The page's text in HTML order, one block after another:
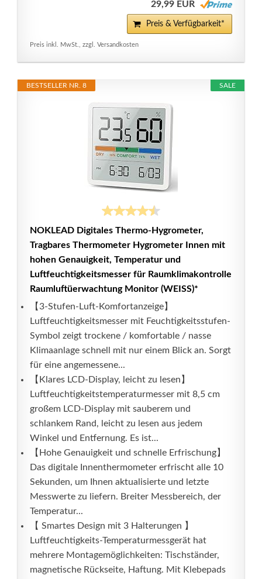
29,99 EUR
Preis & Verfügbarkeit*
Preis inkl. MwSt., zzgl. Versandkosten
SALE
BESTSELLER NR. 8
NOKLEAD Digitales Thermo-Hygrometer,
Tragbares Thermometer Hygrometer Innen mit
hohen Genauigkeit, Temperatur und
Luftfeuchtigkeitsmesser für Raumklimakontrolle
Raumluftüerwachtung Monitor (WEISS)*
【3-Stufen-Luft-Komfortanzeige】
Luftfeuchtigkeitsmesser mit Feuchtigkeitsstufen-
Symbol zeigt trockene / komfortable / nasse
Klimaanlage schnell mit nur einem Blick an. Sorgt
für eine angemessene...
【Klares LCD-Display, leicht zu lesen】
Luftfeuchtigkeitstemperaturmesser mit 8,5 cm
großem LCD-Display mit sauberem und
schlankem Rand, leicht zu lesen aus jedem
Winkel und Entfernung. Es ist...
【Hohe Genauigkeit und schnelle Erfrischung】
Das digitale Innenthermometer erfrischt alle 10
Sekunden, um Ihnen aktualisierte und letzte
Messwerte zu liefern. Breiter Messbereich, der
Temperatur...
【 Smartes Design mit 3 Halterungen 】
Luftfeuchtigkeits-Temperaturmessgerät hat
mehrere Montagemöglichkeiten: Tischständer,
magnetische Rückseite, Haftung. Mit Klebepads